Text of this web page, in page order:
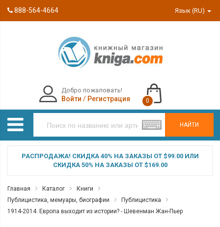
888-564-4664 Язык (RU)
НАЙТИ
Добро пожаловать!
Войти / Регистрация 0
РАСПРОДАЖА! СКИДКА 40% НА ЗАКАЗЫ ОТ $99.00 ИЛИ
СКИДКА 50% НА ЗАКАЗЫ ОТ $169.00
Главная Каталог
Книги
Публицистика, мемуары, биографии
Публицистика
1914-2014. Европа выходит из истории? - Шевенман Жан-Пьер